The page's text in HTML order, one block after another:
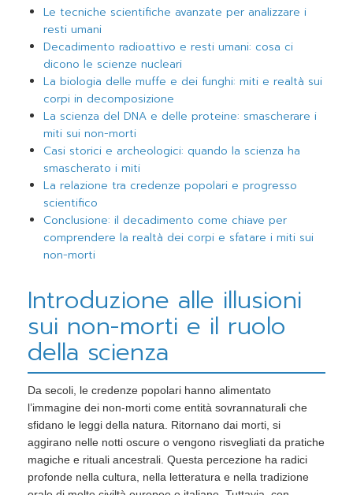
Le tecniche scientifiche avanzate per analizzare i
resti umani
Decadimento radioattivo e resti umani: cosa ci
dicono le scienze nucleari
La biologia delle muffe e dei funghi: miti e realtà sui
corpi in decomposizione
La scienza del DNA e delle proteine: smascherare i
miti sui non-morti
Casi storici e archeologici: quando la scienza ha
smascherato i miti
La relazione tra credenze popolari e progresso
scientifico
Conclusione: il decadimento come chiave per
comprendere la realtà dei corpi e sfatare i miti sui
non-morti
Introduzione alle illusioni
sui non-morti e il ruolo
della scienza
Da secoli, le credenze popolari hanno alimentato
l’immagine dei non-morti come entità sovrannaturali che
sfidano le leggi della natura. Ritornano dai morti, si
aggirano nelle notti oscure o vengono risvegliati da pratiche
magiche e rituali ancestrali. Questa percezione ha radici
profonde nella cultura, nella letteratura e nella tradizione